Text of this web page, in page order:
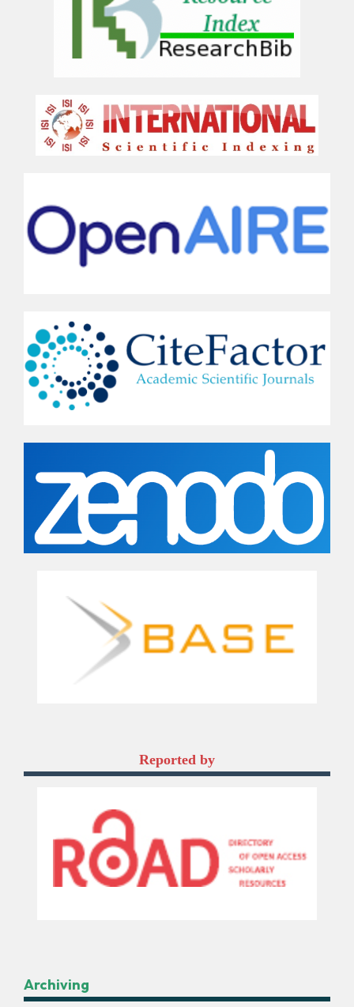
Reported by
Archiving